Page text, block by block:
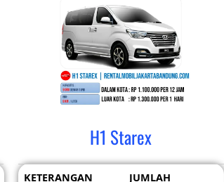
H1 Starex
KETERANGAN JUMLAH